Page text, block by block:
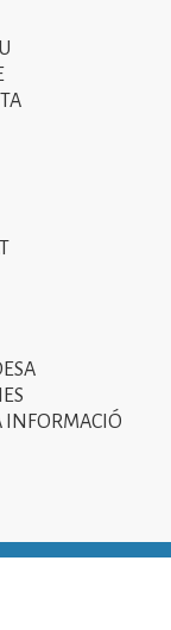
INFORMACIÓ